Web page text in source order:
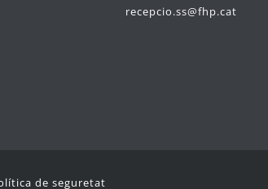
recepcio.ss@fhp.cat
de seguretat